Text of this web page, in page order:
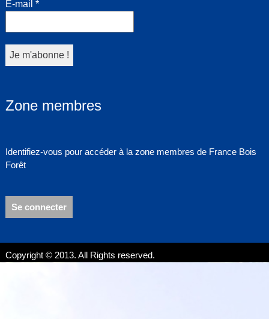
E-mail *
Zone membres
Identifiez-vous pour accéder à la zone membres de France Bois
Forêt
Se connecter
Copyright © 2013. All Rights reserved.